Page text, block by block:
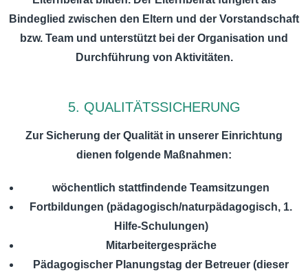
Bindeglied zwischen den Eltern und der Vorstandschaft
bzw. Team und unterstützt bei der Organisation und
Durchführung von Aktivitäten.
5. QUALITÄTSSICHERUNG
Zur Sicherung der Qualität in unserer Einrichtung
dienen folgende Maßnahmen:
wöchentlich stattfindende Teamsitzungen
Fortbildungen (pädagogisch/naturpädagogisch, 1.
Hilfe-Schulungen)
Mitarbeitergespräche
Pädagogischer Planungstag der Betreuer (dieser